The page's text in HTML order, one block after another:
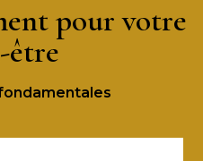
pour votre
être